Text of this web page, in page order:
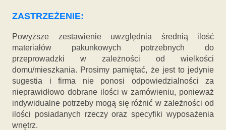
ZASTRZEŻENIE:
Powyższe zestawienie uwzględnia średnią ilość
materiałów pakunkowych potrzebnych do
przeprowadzki w zależności od wielkości
domu/mieszkania. Prosimy pamiętać, że jest to jedynie
sugestia i firma nie ponosi odpowiedzialności za
nieprawidłowo dobrane ilości w zamówieniu, ponieważ
indywidualne potrzeby mogą się różnić w zależności od
ilości posiadanych rzeczy oraz specyfiki wyposażenia
wnętrz.